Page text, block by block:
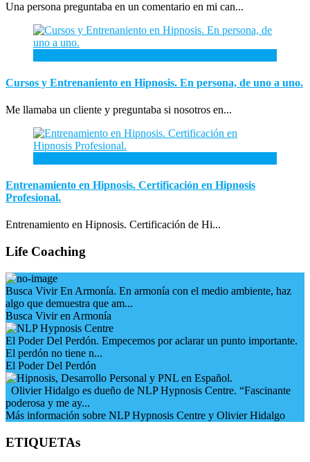
Una persona preguntaba en un comentario en mi can...
Cursos y Entrenaniento en Hipnosis. En persona, de uno a uno.
Me llamaba un cliente y preguntaba si nosotros en...
Entrenamiento en Hipnosis. Certificación en Hipnosis
Profesional.
Entrenamiento en Hipnosis. Certificación de Hi...
Life Coaching
Busca Vivir En Armonía. En armonía con el medio ambiente, haz
algo que demuestra que am...
Busca Vivir en Armonía
El Poder Del Perdón. Empecemos por aclarar un punto importante.
El perdón no tiene n...
El Poder Del Perdón
Olivier Hidalgo es dueño de NLP Hypnosis Centre. “Fascinante
poderosa y me ay...
Más información sobre NLP Hypnosis Centre y Olivier Hidalgo
ETIQUETAs